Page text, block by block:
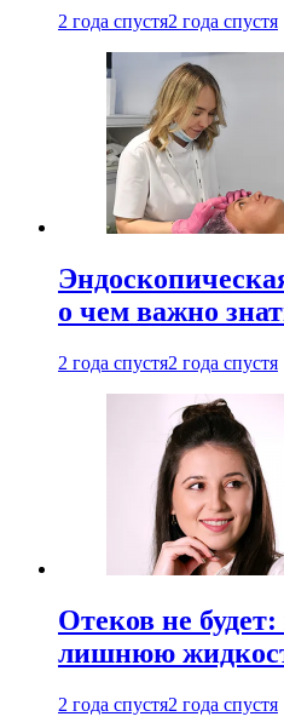
2 года спустя2 года спустя
о чем важно
2 года спустя2 года спустя
Отеков не
лишнюю
2 года спустя2 года спустя